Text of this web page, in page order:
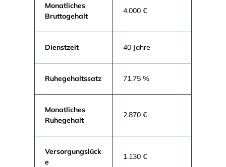
Monatliches
Bruttogehalt
4.000 €
Dienstzeit 40 Jahre
Ruhegehaltssatz 71,75 %
Monatliches
Ruhegehalt
2.870 €
Versorgungslück
e
1.130 €